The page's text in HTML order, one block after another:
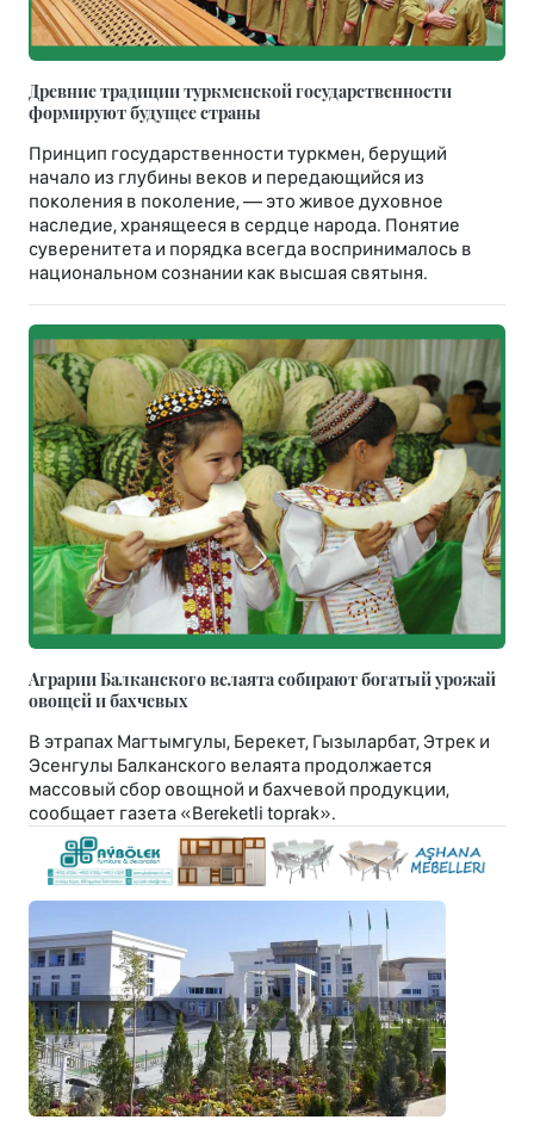
Древние традиции туркменской государственности
формируют будущее страны
Принцип государственности туркмен, берущий
начало из глубины веков и передающийся из
поколения в поколение, — это живое духовное
наследие, хранящееся в сердце народа. Понятие
суверенитета и порядка всегда воспринималось в
национальном сознании как высшая святыня.
Аграрии Балканского велаята собирают богатый урожай
овощей и бахчевых
В этрапах Магтымгулы, Берекет, Гызыларбат, Этрек и
Эсенгулы Балканского велаята продолжается
массовый сбор овощной и бахчевой продукции,
сообщает газета «Bereketli toprak».